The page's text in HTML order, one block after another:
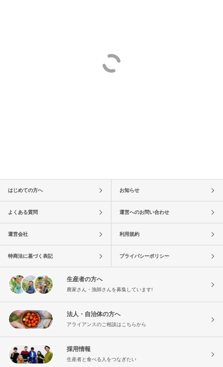
はじめての方へ お知らせ
よくある質問 運営へのお問い合わせ
運営会社 利用規約
特商法に基づく表記 プライバシーポリシー
生産者の方へ
農家さん・漁師さんを募集しています!
法人・自治体の方へ
アライアンスのご相談はこちらから
採用情報
生産者と食べる人をつなぎたい